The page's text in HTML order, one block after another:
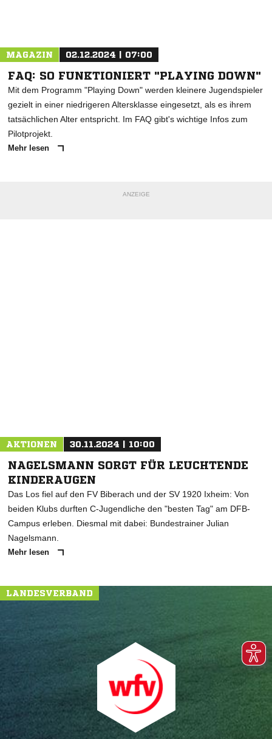
MAGAZIN 02.12.2024 | 07:00
FAQ: SO FUNKTIONIERT "PLAYING DOWN"
Mit dem Programm "Playing Down" werden kleinere Jugendspieler
gezielt in einer niedrigeren Altersklasse eingesetzt, als es ihrem
tatsächlichen Alter entspricht. Im FAQ gibt's wichtige Infos zum
Pilotprojekt.
Mehr lesen
ANZEIGE
AKTIONEN 30.11.2024 | 10:00
NAGELSMANN SORGT FÜR LEUCHTENDE
KINDERAUGEN
Das Los fiel auf den FV Biberach und der SV 1920 Ixheim: Von
beiden Klubs durften C-Jugendliche den "besten Tag" am DFB-
Campus erleben. Diesmal mit dabei: Bundestrainer Julian
Nagelsmann.
Mehr lesen
LANDESVERBAND